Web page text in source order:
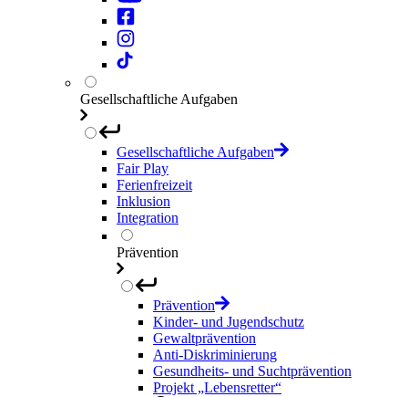
Gesellschaftliche Aufgaben
Gesellschaftliche Aufgaben
Fair Play
Ferienfreizeit
Inklusion
Integration
Prävention
Prävention
Kinder- und Jugendschutz
Gewaltprävention
Anti-Diskriminierung
Gesundheits- und Suchtprävention
Projekt „Lebensretter“